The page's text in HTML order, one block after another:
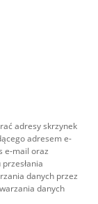
adresy skrzynek
adresem e-
e-mail oraz
danych przez
danych